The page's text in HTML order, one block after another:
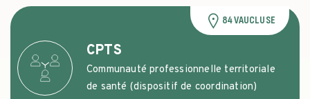
CPTS
Communauté professionnelle territoriale
de santé (dispositif de coordination)
84 VAUCLUSE